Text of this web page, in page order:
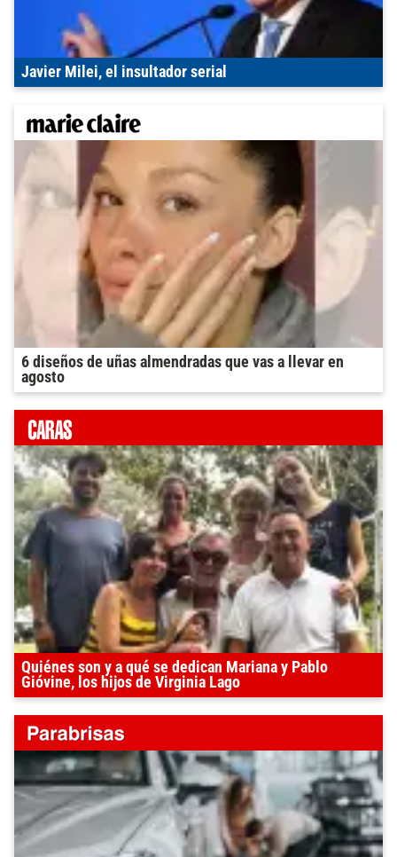
Javier Milei, el insultador serial
6 diseños de uñas almendradas que vas a llevar en
agosto
Quiénes son y a qué se dedican Mariana y Pablo
Gióvine, los hijos de Virginia Lago